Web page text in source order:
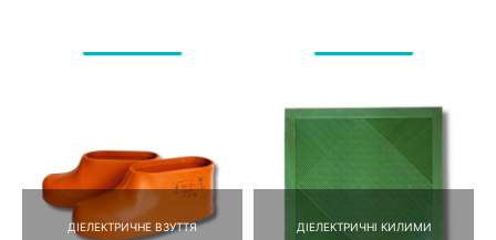
ДІЕЛЕКТРИЧНЕ ВЗУТТЯ ДІЕЛЕКТРИЧНІ КИЛИМИ